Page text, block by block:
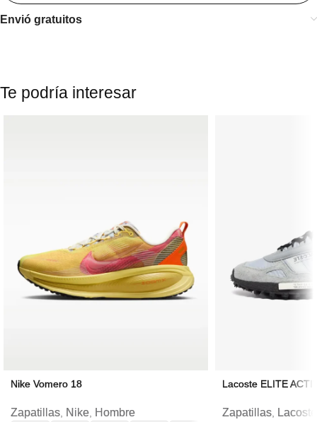
Envió gratuitos
Te podría interesar
Nike Vomero 18
Zapatillas Nike Hombre
Lacoste ELITE
Zapatillas, Lacoste